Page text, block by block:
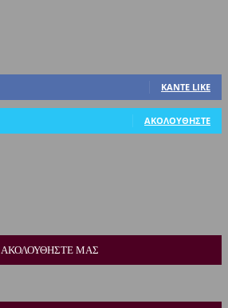
ΚΆΝΤΕ LIKE
ΑΚΟΛΟΥΘΉΣΤΕ
ΑΚΟΛΟΥΘΗΣΤΕ ΜΑΣ